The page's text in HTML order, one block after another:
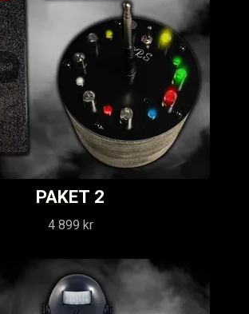
PAKET 2
4 899 kr